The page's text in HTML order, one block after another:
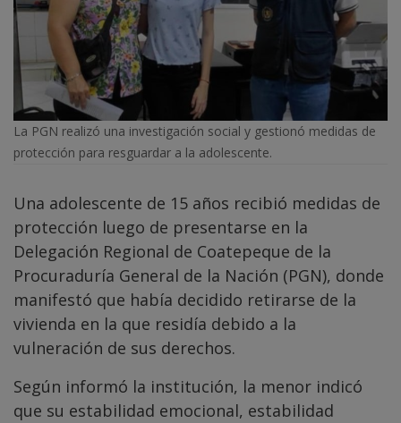
La PGN realizó una investigación social y gestionó medidas de
protección para resguardar a la adolescente.
Una adolescente de 15 años recibió medidas de
protección luego de presentarse en la
Delegación Regional de Coatepeque de la
Procuraduría General de la Nación (PGN), donde
manifestó que había decidido retirarse de la
vivienda en la que residía debido a la
vulneración de sus derechos.
Según informó la institución, la menor indicó
que su estabilidad emocional, estabilidad